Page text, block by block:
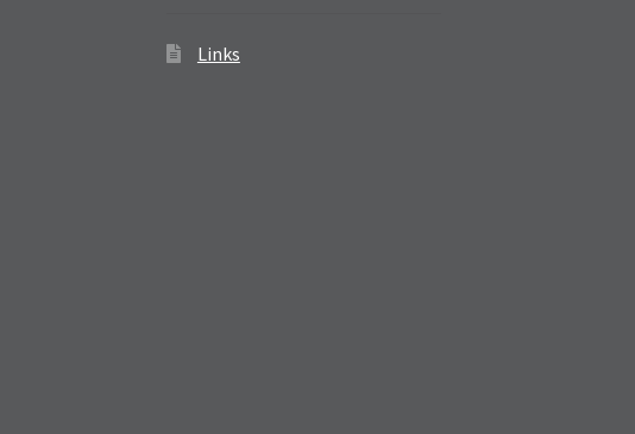
Links